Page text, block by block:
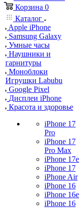
Корзина 0
Каталог
Apple iPhone
Samsung Galaxy
Умные часы
Наушники и
гарнитуры
Моноблоки
Игрушки Labubu
Google Pixel
Дисплеи iPhone
Красота и здоровье
iPhone 17
Pro
iPhone 17
Pro Max
iPhone 17e
iPhone 17
iPhone Air
iPhone 16
iPhone 16e
iPhone 16